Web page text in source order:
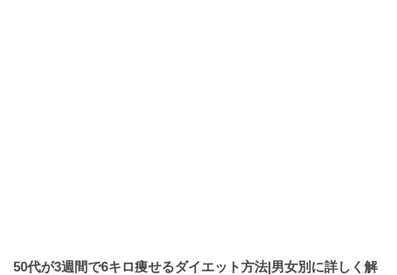
50代が3週間で6キロ痩せるダイエット方法|男女別に詳しく解